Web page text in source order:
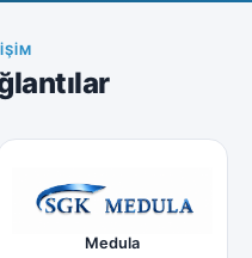
Medula